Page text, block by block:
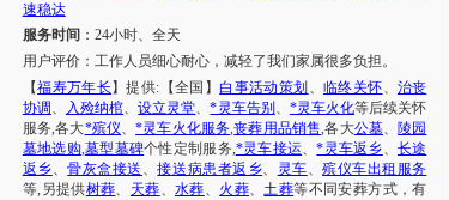
速稳达
服务时间 ： 24小时、全天
用户评价： 工作人员细心耐心，减轻了我们家属很多负担。
【福寿万年长 】提供:【全国】白事活动策划 、 临终关怀、 治丧
协调 、 入殓纳棺、设立灵堂、*灵车告别 、 *灵车火化等后续关怀
服务,各大*殡仪、*灵车火化服务,丧葬用品销售,各大公墓、 陵园
墓地选购,墓型墓碑个性定制服务,*灵车接运、*灵车返乡、长途
返乡、骨灰盒接送 、接送病患者返乡、 灵车、殡仪车出租服务
等,另提供树葬、 天葬、水葬、 火葬、土葬等不同安葬方式，有